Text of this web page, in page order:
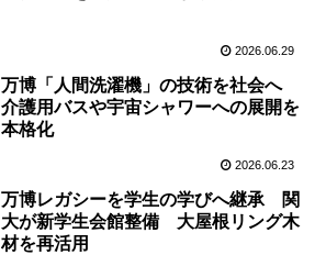
2026.06.29
万博「人間洗濯機」の技術を社会へ
介護用バスや宇宙シャワーへの展開を
本格化
2026.06.23
万博レガシーを学生の学びへ継承 関
大が新学生会館整備 大屋根リング木
材を再活用